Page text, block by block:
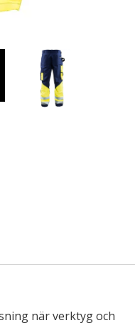
när verktyg och